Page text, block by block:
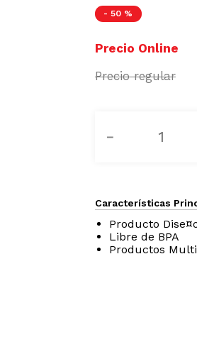
- 50 %
－
Características
Producto
Libre de BPA
Productos